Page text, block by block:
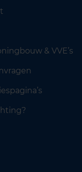
& VVE’s